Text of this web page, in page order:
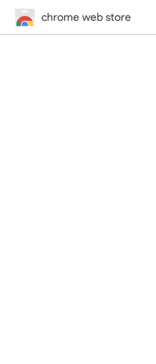
chrome web store